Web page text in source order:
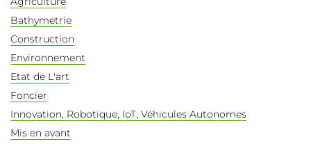
Bathymetrie
Construction
Environnement
Etat de L'art
Foncier
Innovation, Robotique, IoT, Véhicules Autonomes
Mis en avant